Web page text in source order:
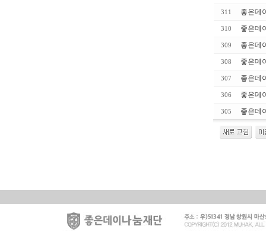
311 좋은데
310 좋은데
309 좋은데
308 좋은데
307 좋은데
306 좋은데
305 좋은데